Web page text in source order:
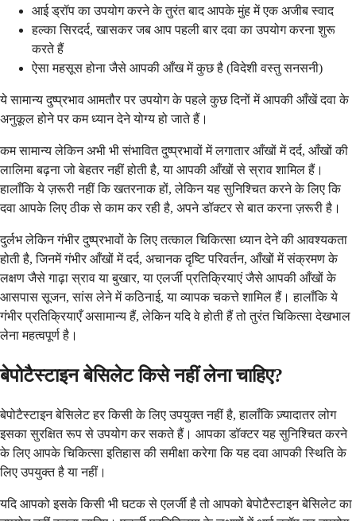
आई ड्रॉप का उपयोग करने के तुरंत बाद आपके मुंह में एक अजीब स्वाद
हल्का सिरदर्द, खासकर जब आप पहली बार दवा का उपयोग करना शुरू
करते हैं
ऐसा महसूस होना जैसे आपकी आँख में कुछ है (विदेशी वस्तु सनसनी)
ये सामान्य दुष्प्रभाव आमतौर पर उपयोग के पहले कुछ दिनों में आपकी आँखें दवा के
अनुकूल होने पर कम ध्यान देने योग्य हो जाते हैं।
कम सामान्य लेकिन अभी भी संभावित दुष्प्रभावों में लगातार आँखों में दर्द, आँखों की
लालिमा बढ़ना जो बेहतर नहीं होती है, या आपकी आँखों से स्राव शामिल हैं।
हालाँकि ये ज़रूरी नहीं कि खतरनाक हों, लेकिन यह सुनिश्चित करने के लिए कि
दवा आपके लिए ठीक से काम कर रही है, अपने डॉक्टर से बात करना ज़रूरी है।
दुर्लभ लेकिन गंभीर दुष्प्रभावों के लिए तत्काल चिकित्सा ध्यान देने की आवश्यकता
होती है, जिनमें गंभीर आँखों में दर्द, अचानक दृष्टि परिवर्तन, आँखों में संक्रमण के
लक्षण जैसे गाढ़ा स्राव या बुखार, या एलर्जी प्रतिक्रियाएं जैसे आपकी आँखों के
आसपास सूजन, सांस लेने में कठिनाई, या व्यापक चकत्ते शामिल हैं। हालाँकि ये
गंभीर प्रतिक्रियाएँ असामान्य हैं, लेकिन यदि वे होती हैं तो तुरंत चिकित्सा देखभाल
लेना महत्वपूर्ण है।
बेपोटैस्टाइन बेसिलेट किसे नहीं लेना चाहिए?
बेपोटैस्टाइन बेसिलेट हर किसी के लिए उपयुक्त नहीं है, हालाँकि ज़्यादातर लोग
इसका सुरक्षित रूप से उपयोग कर सकते हैं। आपका डॉक्टर यह सुनिश्चित करने
के लिए आपके चिकित्सा इतिहास की समीक्षा करेगा कि यह दवा आपकी स्थिति के
लिए उपयुक्त है या नहीं।
यदि आपको इसके किसी भी घटक से एलर्जी है तो आपको बेपोटैस्टाइन बेसिलेट का